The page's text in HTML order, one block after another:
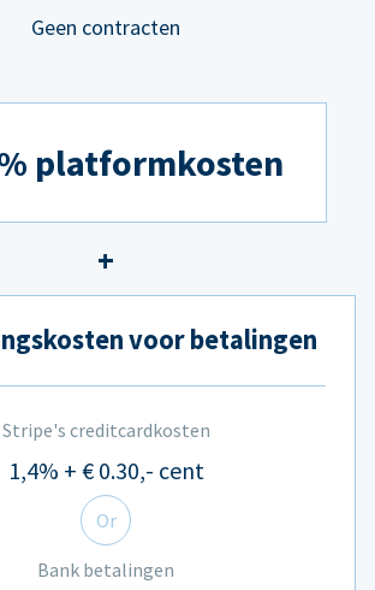
Geen contracten
platformkosten
voor betalingen
Stripe's creditcardkosten
1,4% + € 0.30,- cent
Or
Bank betalingen